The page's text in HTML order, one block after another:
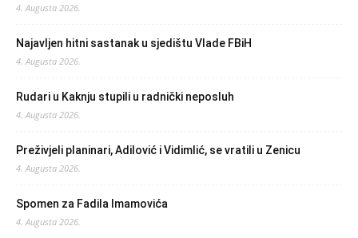
4. Augusta 2026.
Najavljen hitni sastanak u sjedištu Vlade FBiH
4. Augusta 2026.
Rudari u Kaknju stupili u radnički neposluh
4. Augusta 2026.
Preživjeli planinari, Adilović i Vidimlić, se vratili u Zenicu
4. Augusta 2026.
Spomen za Fadila Imamovića
4. Augusta 2026.